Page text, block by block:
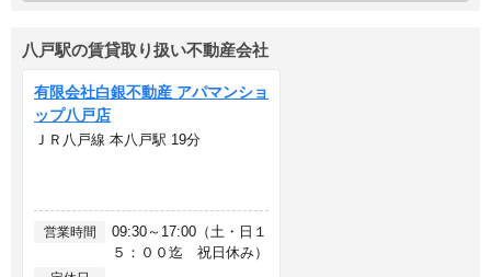
八戸駅の賃貸取り扱い不動産会社
有限会社白銀不動産 アパマンショ
ップ八戸店
ＪＲ八戸線 本八戸駅 19分
営業時間
09:30～17:00（土・日１
５：００迄 祝日休み）